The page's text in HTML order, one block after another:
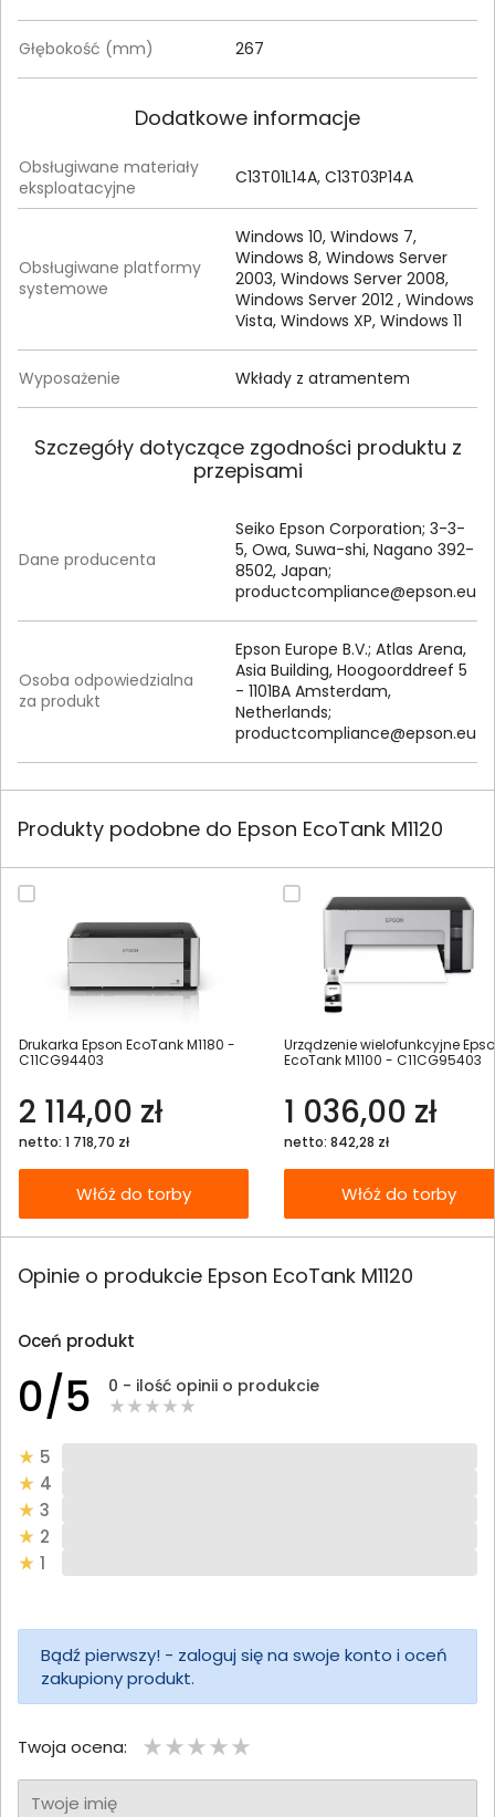
Głębokość (mm) 267
Dodatkowe informacje
Obsługiwane materiały
eksploatacyjne
C13T01L14A, C13T03P14A
Obsługiwane platformy
systemowe
Windows 10, Windows 7,
Windows 8, Windows Server
2003, Windows Server 2008,
Windows Server 2012 , Windows
Vista, Windows XP, Windows 11
Wyposażenie Wkłady z atramentem
Szczegóły dotyczące zgodności produktu z
przepisami
Dane producenta
Seiko Epson Corporation; 3-3-
5, Owa, Suwa-shi, Nagano 392-
8502, Japan;
productcompliance@epson.eu
Osoba odpowiedzialna
za produkt
Epson Europe B.V.; Atlas Arena,
Asia Building, Hoogoorddreef 5
- 1101BA Amsterdam,
Netherlands;
productcompliance@epson.eu
Produkty podobne do Epson EcoTank M1120
Drukarka Epson EcoTank M1180 -
C11CG94403
2 114,00 zł
netto: 1 718,70 zł
Włóż do torby
Urządzenie wielofunkcyjne
EcoTank M1100 - C11CG95403
1 036,00 zł
netto: 842,28 zł
Włóż do torby
Opinie o produkcie Epson EcoTank M1120
Oceń produkt
0/5 0 - ilość opinii o produkcie
5
4
3
2
1
Bądź pierwszy! - zaloguj się na swoje konto i oceń
zakupiony produkt.
Twoja ocena:
Twoje imię